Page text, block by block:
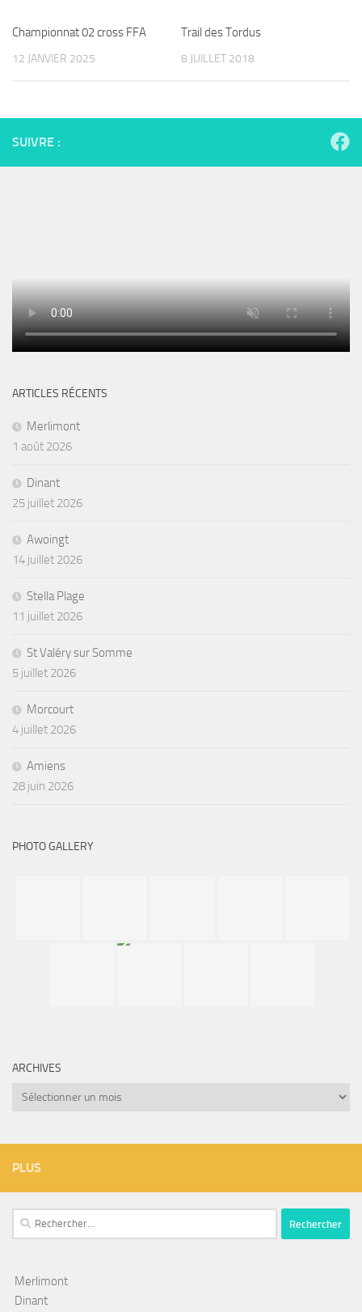
Championnat 02 cross FFA
12 JANVIER 2025
Trail des Tordus
8 JUILLET 2018
SUIVRE :
ARTICLES RÉCENTS
Merlimont
1 août 2026
Dinant
25 juillet 2026
Awoingt
14 juillet 2026
Stella Plage
11 juillet 2026
St Valéry sur Somme
5 juillet 2026
Morcourt
4 juillet 2026
Amiens
28 juin 2026
PHOTO GALLERY
ARCHIVES
Archives
PLUS
Rechercher :
Merlimont
Dinant